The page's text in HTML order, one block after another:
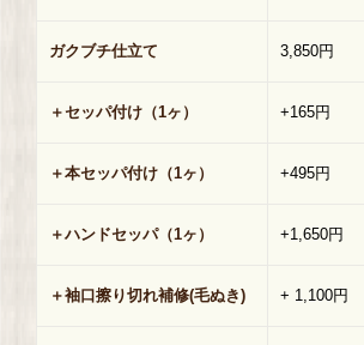
ガクブチ仕立て 3,850円
＋セッパ付け（1ヶ） +165円
＋本セッパ付け（1ヶ） +495円
＋ハンドセッパ（1ヶ） +1,650円
＋袖口擦り切れ補修(毛ぬき) + 1,100円